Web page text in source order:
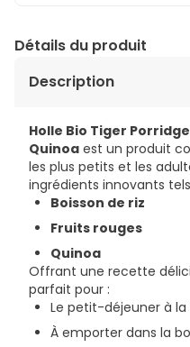
Détails du produit
Description
Holle Bio Tiger
Quinoa est un produit
les plus petits et les
ingrédients innovants
Boisson de riz
Fruits rouges
Quinoa
Offrant une recette
parfait pour :
Le petit-déjeuner à la
À emporter dans la